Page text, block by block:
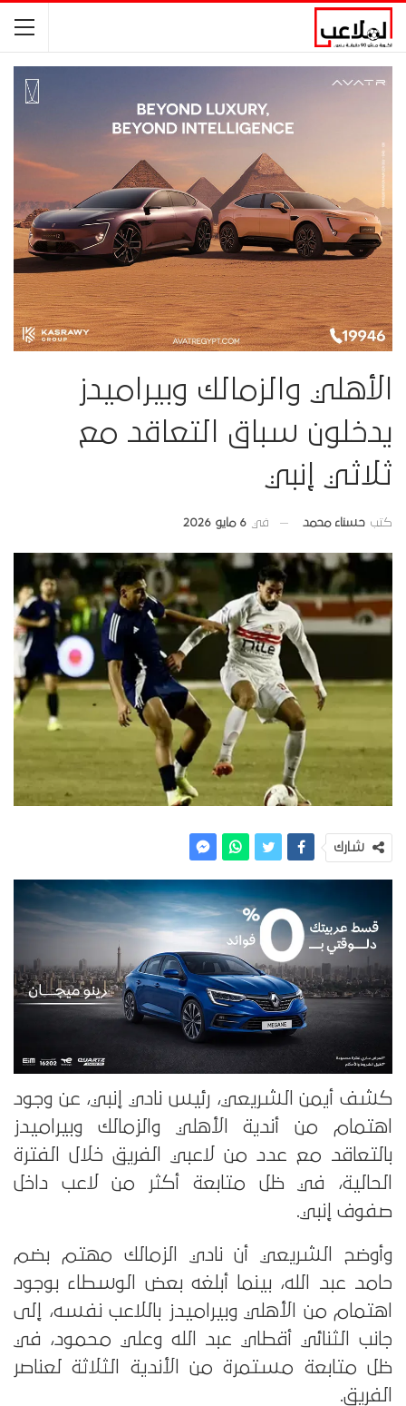
الأهلي والزمالك وبيراميدز
يدخلون سباق التعاقد مع
ثلاثي إنبي
كتب حسناء محمد في 6 مايو 2026
شارك
كشف أيمن الشريعي، رئيس نادي إنبي، عن وجود
اهتمام من أندية الأهلي والزمالك وبيراميدز
بالتعاقد مع عدد من لاعبي الفريق خلال الفترة
الحالية، في ظل متابعة أكثر من لاعب داخل
صفوف إنبي.
وأوضح الشريعي أن نادي الزمالك مهتم بضم
حامد عبد الله، بينما أبلغه بعض الوسطاء بوجود
اهتمام من الأهلي وبيراميدز باللاعب نفسه، إلى
جانب الثنائي أقطاي عبد الله وعلي محمود، في
ظل متابعة مستمرة من الأندية الثلاثة لعناصر
الفريق.